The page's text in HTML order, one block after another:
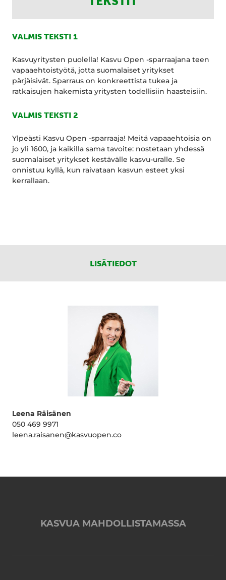
VALMIS TEKSTI 1
Kasvuyritysten puolella! Kasvu Open -sparraajana teen
vapaaehtoistyötä, jotta suomalaiset yritykset
pärjäisivät. Sparraus on konkreettista tukea ja
ratkaisujen hakemista yritysten todellisiin haasteisiin.
VALMIS TEKSTI 2
Ylpeästi Kasvu Open -sparraaja! Meitä vapaaehtoisia on
jo yli 1600, ja kaikilla sama tavoite: nostetaan yhdessä
suomalaiset yritykset kestävälle kasvu-uralle. Se
onnistuu kyllä, kun raivataan kasvun esteet yksi
kerrallaan.
LISÄTIEDOT
Leena Räisänen
050 469 9971
leena.raisanen@kasvuopen.co
KASVUA MAHDOLLISTAMASSA